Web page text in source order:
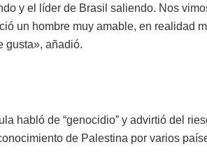
y el líder de Brasil saliendo. Nos
un hombre muy amable, en realidad
gusta», añadió.
habló de “genocidio” y advirtió del
de Palestina por varios